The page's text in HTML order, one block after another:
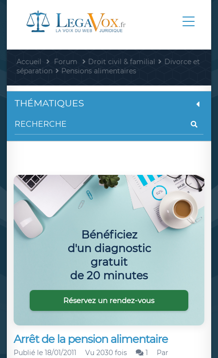
Accueil Forum Droit civil & familial
Divorce et
séparation
Pensions alimentaires
Arrêt de la pension alimentaire
Publié le 18/01/2011 Vu 2030 fois 1
Par
THÉMATIQUES
Bénéficiez
d'un diagnostic
gratuit
de 20 minutes
Réservez un rendez-vous